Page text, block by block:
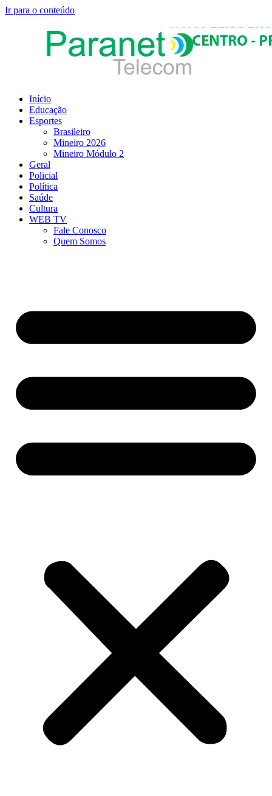
Ir para o conteúdo
Início
Educação
Esportes
Brasileiro
Mineiro 2026
Mineiro Módulo 2
Geral
Policial
Política
Saúde
Cultura
WEB TV
Fale Conosco
Quem Somos